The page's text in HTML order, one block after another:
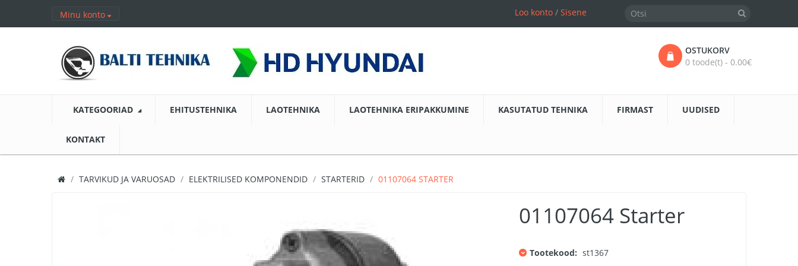
Minu konto Loo konto/ Sisene
OSTUKORV
0 toode(t) - 0.00€
KATEGOORIAD EHITUSTEHNIKA LAOTEHNIKA LAOTEHNIKA ERIPAKKUMINE KASUTATUD TEHNIKA FIRMAST UUDISED
KONTAKT
TARVIKUD JA VARUOSAD ELEKTRILISED KOMPONENDID STARTERID 01107064 STARTER
01107064 Starter
Tootekood: st1367